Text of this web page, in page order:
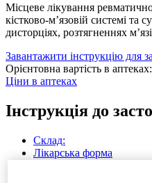
Місцеве лікування
кістково-м’язовій системі та
дисторціях, розтягненнях
Завантажити інструкцію для
Орієнтовна вартість в аптеках:
Ціни в аптеках
Інструкція до
Склад:
Лікарська форма